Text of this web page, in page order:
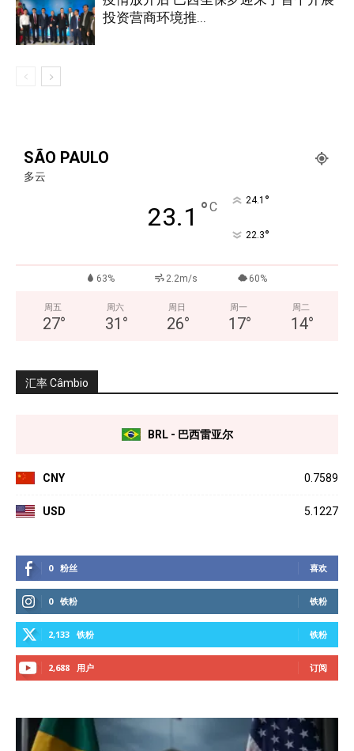
投资营商环境推...
SÃO PAULO
多云
23.1 °C 24.1 °
22.3°
63% 2.2m/s 60%
周五
27°
周六
31 °
周日
26°
周一
17°
周二
14°
汇率 Câmbio
BRL - 巴西雷亚尔
CNY 0.7589
USD 5.1227
0 粉丝 喜欢
0 铁粉 铁粉
2,133 铁粉 铁粉
2,688 用户 订阅